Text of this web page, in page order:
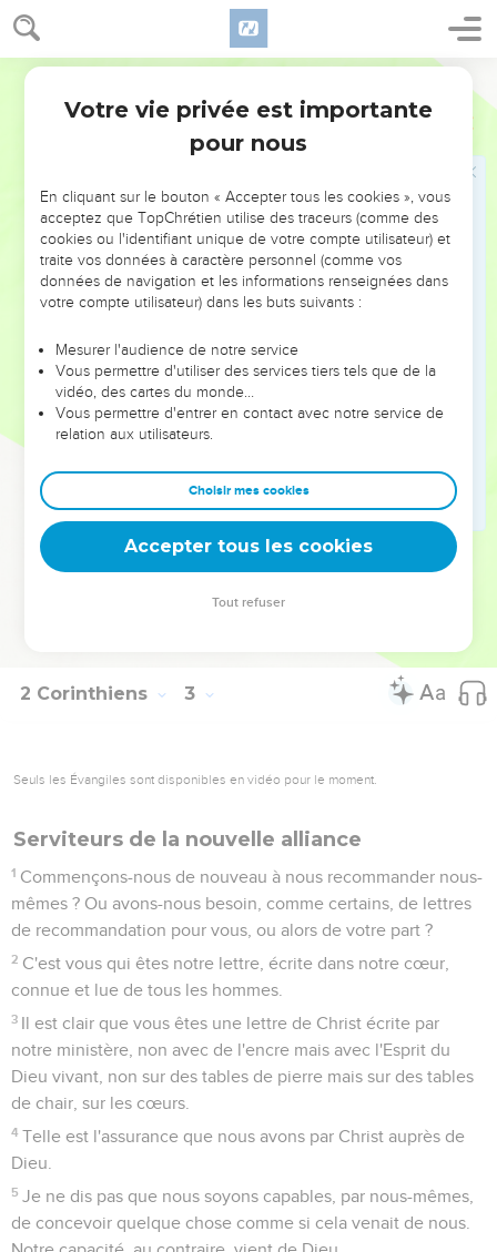
2 Corinthiens 2
afin de ne pas laisser à Satan l'avantage sur nous, car nous
n'ignorons pas ses intentions.
Quand je suis arrivé à Troas pour annoncer l'Evangile de
Christ, bien que le Seigneur m'y ait ouvert une porte, je
mon frère Tite.
C'est pourquoi j'ai pris congé d'eux et je suis parti pour la
Macédoine.
Que Dieu soit remercié, lui qui nous fait toujours triompher
en Christ et qui propage partout, à travers nous, le parfum de
sa connaissance !
15
parmi ceux qui sont sauvés et parmi ceux qui périssent :
pour les uns, un parfum de mort qui donne la mort, pour
les autres, un parfum de vie qui donne la vie. – Et pour cette
mission, qui donc est qualifié ? –
En effet, nous ne falsifions pas la parole de Dieu, comme
2 Corinthiens 3
Seuls les Évangiles sont disponibles en vidéo pour le moment.
Serviteurs de la nouvelle alliance
1 Commençons-nous de nouveau à nous recommander nous-
mêmes ? Ou avons-nous besoin, comme certains, de lettres
de recommandation pour vous, ou alors de votre part ?
2 C'est vous qui êtes notre lettre, écrite dans notre cœur,
connue et lue de tous les hommes.
3 Il est clair que vous êtes une lettre de Christ écrite par
notre ministère, non avec de l'encre mais avec l'Esprit du
Dieu vivant, non sur des tables de pierre mais sur des tables
de chair, sur les cœurs.
4 Telle est l'assurance que nous avons par Christ auprès de
Dieu.
5 Je ne dis pas que nous soyons capables, par nous-mêmes,
de concevoir quelque chose comme si cela venait de nous.
Votre vie privée est importante
pour nous
En cliquant sur le bouton « Accepter tous les cookies », vous
acceptez que TopChrétien utilise des traceurs (comme des
cookies ou l'identifiant unique de votre compte utilisateur) et
traite vos données à caractère personnel (comme vos
données de navigation et les informations renseignées dans
votre compte utilisateur) dans les buts suivants :
Mesurer l'audience de notre service
Vous permettre d'utiliser des services tiers tels que de la
vidéo, des cartes du monde…
Vous permettre d'entrer en contact avec notre service de
relation aux utilisateurs.
Choisir mes cookies
Accepter tous les cookies
Tout refuser